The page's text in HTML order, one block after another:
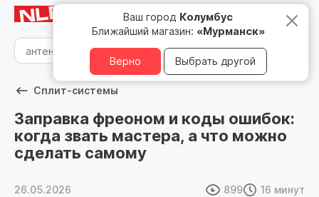
Мурманск
Ваш город Колумбус
Ближайший магазин: «Мурманск»
Верно Выбрать другой
8 800 500 05 15
Сплит-системы
Заправка фреоном и коды ошибок:
когда звать мастера, а что можно
сделать самому
26.05.2026 899 16 минут